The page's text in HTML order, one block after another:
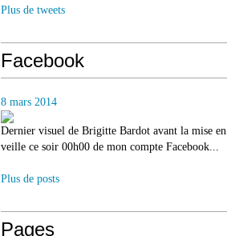
Plus de tweets
Facebook
8 mars 2014
Dernier visuel de Brigitte Bardot avant la mise en
veille ce soir 00h00 de mon compte Facebook...
Plus de posts
Pages